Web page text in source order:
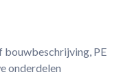
bouwbeschrijving, PE
onderdelen